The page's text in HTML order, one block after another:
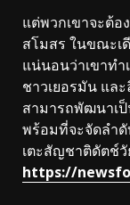
แต่พวกเขาจะต้อ
สโมสร ในขณะเ
แน่นอนว่าเขาท
ชาวเยอรมัน แล
สามารถพัฒนาเป็
พร้อมที่จะจัดลำ
เตะสัญชาติดัตช์วั
https://